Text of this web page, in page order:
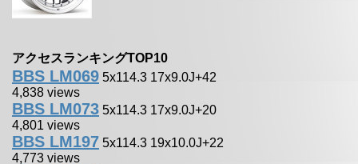
アクセスランキングTOP10
BBS LM069 5x114.3 17x9.0J+42
4,838 views
BBS LM073 5x114.3 17x9.0J+20
4,801 views
BBS LM197 5x114.3 19x10.0J+22
4,773 views